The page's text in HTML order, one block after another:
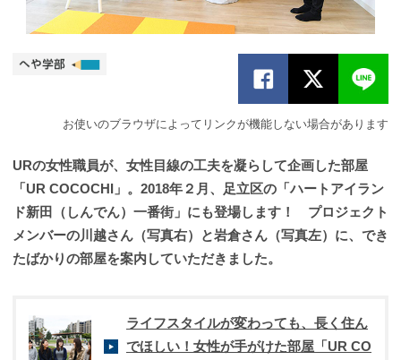
お使いのブラウザによってリンクが機能しない場合があります
URの女性職員が、女性目線の工夫を凝らして企画した部屋
「UR COCOCHI」。2018年２月、足立区の「ハートアイラン
ド新田（しんでん）一番街」にも登場します！ プロジェクト
メンバーの川越さん（写真右）と岩倉さん（写真左）に、でき
たばかりの部屋を案内していただきました。
ライフスタイルが変わっても、長く住ん
でほしい！女性が手がけた部屋「UR CO